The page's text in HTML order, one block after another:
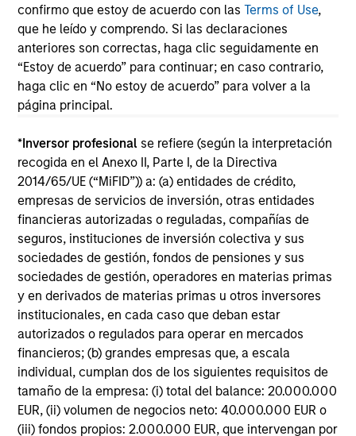
confirmo que estoy de acuerdo con lasTerms of Use,
que he leído y comprendo. Si las declaraciones
anteriores son correctas, haga clic seguidamente en
“Estoy de acuerdo” para continuar; en caso contrario,
haga clic en “No estoy de acuerdo” para volver a la
página principal.
*Inversor profesional se refiere (según la interpretación
recogida en el Anexo II, Parte I, de la Directiva
2014/65/UE (“MiFID”)) a: (a) entidades de crédito,
empresas de servicios de inversión, otras entidades
financieras autorizadas o reguladas, compañías de
seguros, instituciones de inversión colectiva y sus
sociedades de gestión, fondos de pensiones y sus
sociedades de gestión, operadores en materias primas
y en derivados de materias primas u otros inversores
institucionales, en cada caso que deban estar
autorizados o regulados para operar en mercados
financieros; (b) grandes empresas que, a escala
individual, cumplan dos de los siguientes requisitos de
tamaño de la empresa: (i) total del balance: 20.000.000
EUR, (ii) volumen de negocios neto: 40.000.000 EUR o
(iii) fondos propios: 2.000.000 EUR, que intervengan por
May not represent all Team Members.
The information on this page is for informational
purposes only. The information contained herein does
not constitute and should not be construed as an
solicitation of an offer to buy any securities in any
jurisdiction in which such offer or solicitation,
purchase or sale would be unlawful under the
securities, insurance or other laws of such jurisdiction.
All investing involves risks, including a loss of principal.
Please refer to the strategy detail page for important
information on the strategy, including additional risk
considerations.